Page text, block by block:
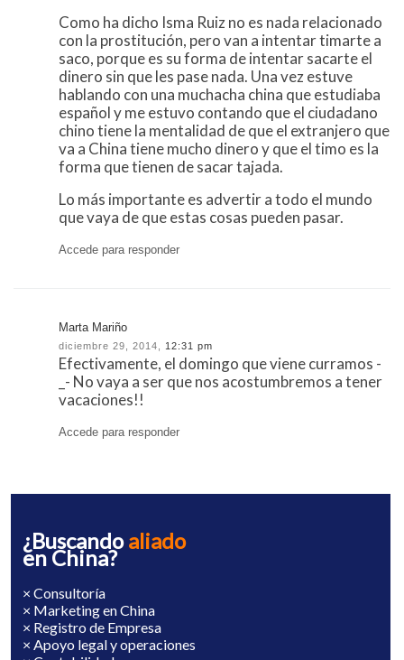
Como ha dicho Isma Ruiz no es nada relacionado
con la prostitución, pero van a intentar timarte a
saco, porque es su forma de intentar sacarte el
dinero sin que les pase nada. Una vez estuve
hablando con una muchacha china que estudiaba
español y me estuvo contando que el ciudadano
chino tiene la mentalidad de que el extranjero que
va a China tiene mucho dinero y que el timo es la
forma que tienen de sacar tajada.
Lo más importante es advertir a todo el mundo
que vaya de que estas cosas pueden pasar.
Accede para responder
Marta Mariño
diciembre 29, 2014, 12:31 pm
Efectivamente, el domingo que viene curramos -
_- No vaya a ser que nos acostumbremos a tener
vacaciones!!
Accede para responder
¿Buscandoaliado
en China?
× Consultoría
× Marketing en China
× Registro de Empresa
× Apoyo legal y operaciones